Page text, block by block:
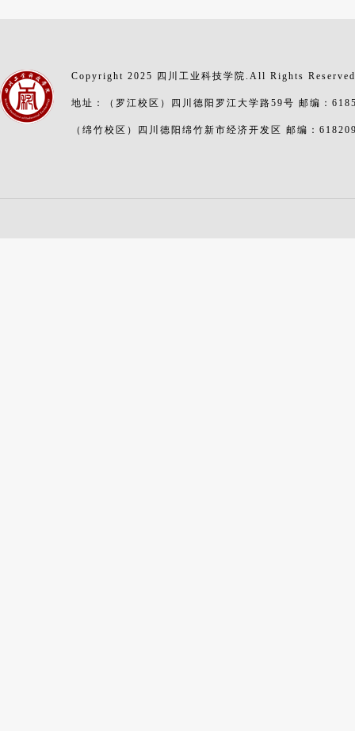
Copyright 2025 四川工业科技学院.All Rights
地址：（罗江校区）四川德阳罗江大学路59号 邮编：
（绵竹校区）四川德阳绵竹新市经济开发区 邮编：